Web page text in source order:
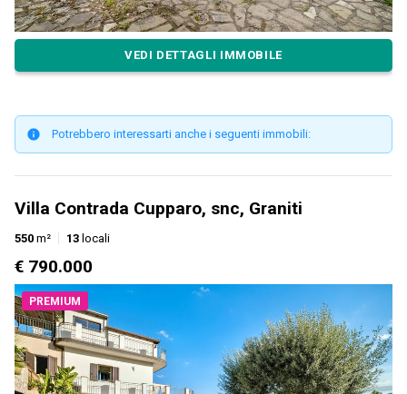
VEDI DETTAGLI IMMOBILE
Potrebbero interessarti anche i seguenti immobili:
Villa Contrada Cupparo, snc, Graniti
550 m² 13 locali
€ 790.000
PREMIUM